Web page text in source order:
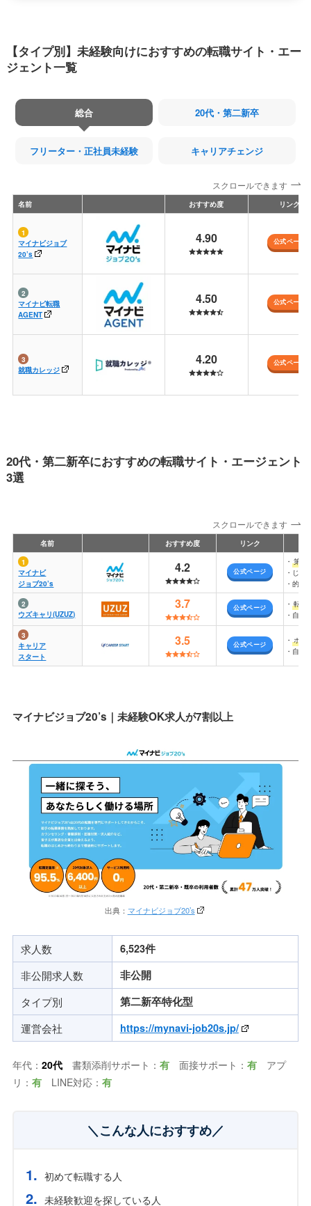
【タイプ別】未経験向けにおすすめの転職サイト・エー
ジェント一覧
総合 20代・第二新卒
フリーター・正社員未経験 キャリアチェンジ
スクロールできます
名前 おすすめ度 リンク
マイナビジョブ
20’s
4.90 公式ページ
マイナビ転職
AGENT
4.50 公式ページ
就職カレッジ
4.20 公式ページ
20代・第二新卒におすすめの転職サイト・エージェント
3選
スクロールできます
名前 おすすめ度 リンク
マイナビ
ジョブ20’s
4.2 公式ページ
・ 第二
・じっ
・的確
ウズキャリ(UZUZ)
3.7 公式ページ ・ 転職
・自分
キャリア
スタート
3.5 公式ページ ・ ホワ
・自分
マイナビジョブ20’s｜未経験OK求人が7割以上
出典： マイナビジョブ20’s
求人数 6,523件
非公開求人数 非公開
タイプ別 第二新卒特化型
運営会社 https://mynavi-job20s.jp/
年代： 20代書類添削サポート： 有面接サポート： 有アプ
リ： 有LINE対応： 有
＼こんな人におすすめ／
初めて転職する人
未経験歓迎を探している人